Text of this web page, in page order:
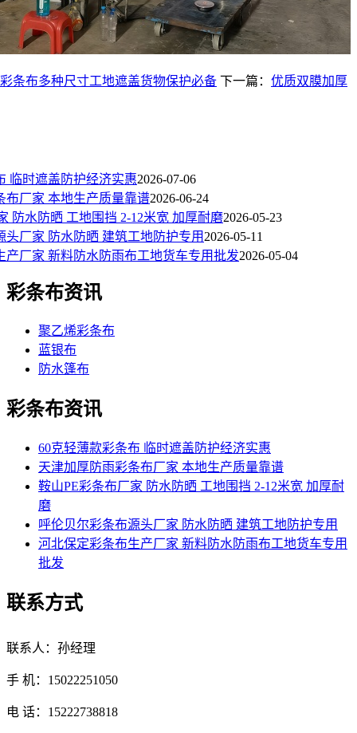
条布多种尺寸工地遮盖货物保护必备 下一篇： 优质双膜加厚
临时遮盖防护经济实惠2026-07-06
布厂家 本地生产质量靠谱2026-06-24
防水防晒 工地围挡 2-12米宽 加厚耐磨2026-05-23
头厂家 防水防晒 建筑工地防护专用 2026-05-11
产厂家 新料防水防雨布工地货车专用批发2026-05-04
彩条布资讯
聚乙烯彩条布
蓝银布
防水篷布
彩条布资讯
60克轻薄款彩条布 临时遮盖防护经济实惠
天津加厚防雨彩条布厂家 本地生产质量靠谱
鞍山PE彩条布厂家 防水防晒 工地围挡 2-12米宽 加厚耐
磨
呼伦贝尔彩条布源头厂家 防水防晒 建筑工地防护专用
河北保定彩条布生产厂家 新料防水防雨布工地货车专用
批发
联系方式
联系人：孙经理
手 机：15022251050
电 话：15222738818